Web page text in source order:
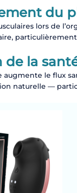
du
lors de
particulièrement
de la
augmente le flux
naturelle —